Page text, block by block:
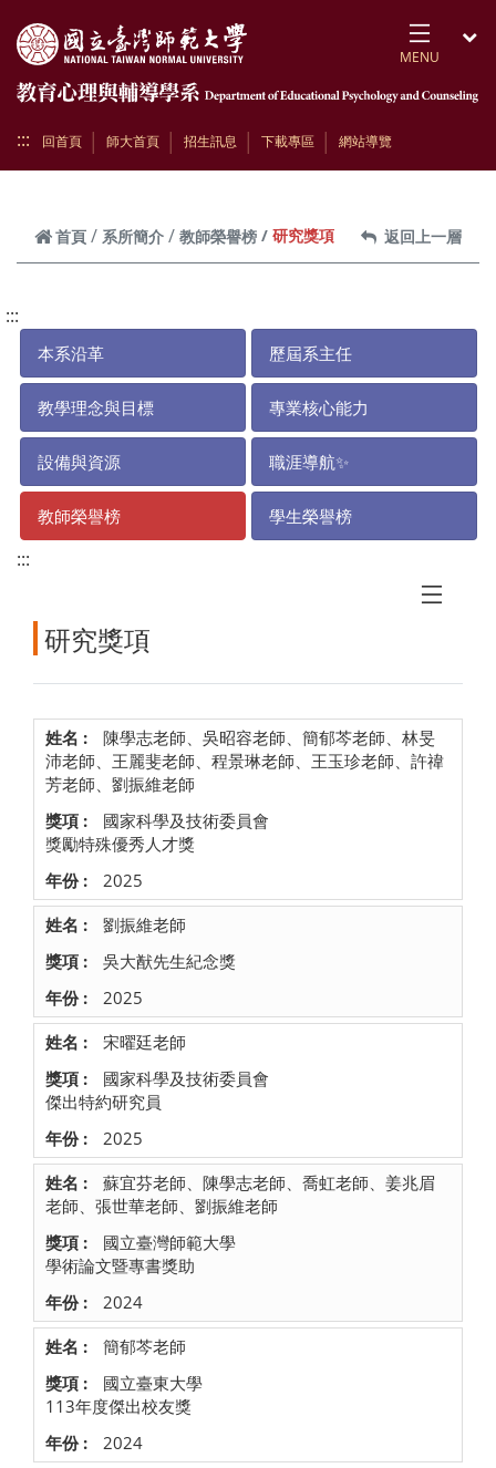
MENU
::: 回首頁 師大首頁 招生訊息 下載專區 網站導覽
首頁 系所簡介 教師榮譽榜 研究獎項 返回上一層
:::
本系沿革 歷屆系主任
教學理念與目標 專業核心能力
設備與資源 職涯導航✨
教師榮譽榜 學生榮譽榜
:::
研究獎項
陳學志老師、吳昭容老師、簡郁芩老師、林旻
沛老師、王麗斐老師、程景琳老師、王玉珍老師、許禕
芳老師、劉振維老師
國家科學及技術委員會
獎勵特殊優秀人才獎
2025
劉振維老師
吳大猷先生紀念獎
2025
宋曜廷老師
國家科學及技術委員會
傑出特約研究員
2025
蘇宜芬老師、陳學志老師、喬虹老師、姜兆眉
老師、張世華老師、劉振維老師
國立臺灣師範大學
學術論文暨專書獎助
2024
簡郁芩老師
國立臺東大學
113年度傑出校友獎
2024